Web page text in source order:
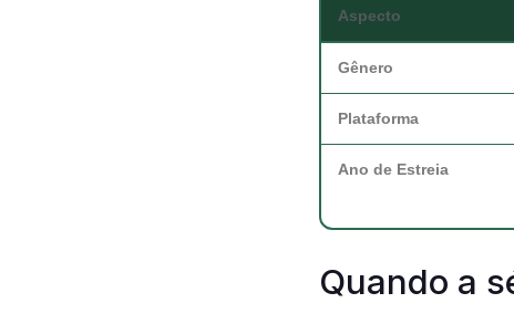
Aspecto
Gênero
Plataforma
Ano de Estreia
Quando a